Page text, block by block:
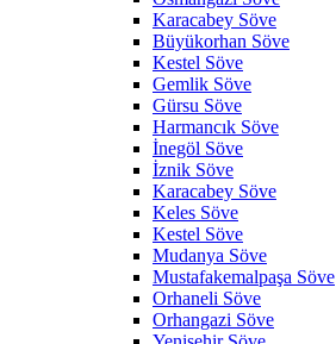
Karacabey Söve
Büyükorhan Söve
Kestel Söve
Gemlik Söve
Gürsu Söve
Harmancık Söve
İnegöl Söve
İznik Söve
Karacabey Söve
Keles Söve
Kestel Söve
Mudanya Söve
Mustafakemalpaşa Söve
Orhaneli Söve
Orhangazi Söve